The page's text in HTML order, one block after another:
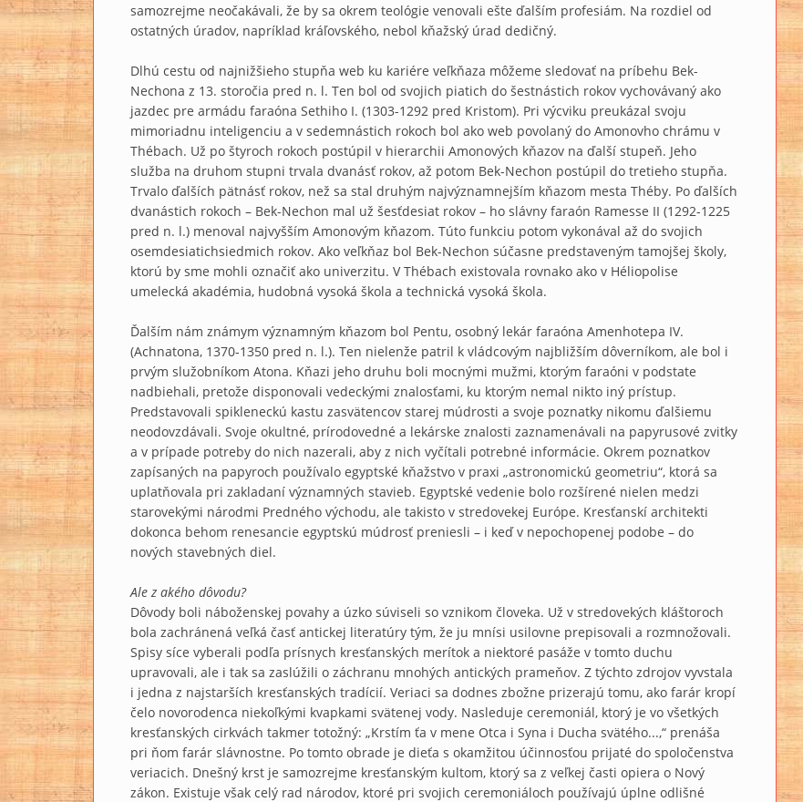
samozrejme neočakávali, že by sa okrem teológie venovali ešte ďalším profesiám. Na rozdiel od
ostatných úradov, napríklad kráľovského, nebol kňažský úrad dedičný.
Dlhú cestu od najnižšieho stupňa web ku kariére veľkňaza môžeme sledovať na príbehu Bek-
Nechona z 13. storočia pred n. l. Ten bol od svojich piatich do šestnástich rokov vychovávaný ako
jazdec pre armádu faraóna Sethiho I. (1303-1292 pred Kristom). Pri výcviku preukázal svoju
mimoriadnu inteligenciu a v sedemnástich rokoch bol ako web povolaný do Amonovho chrámu v
Thébach. Už po štyroch rokoch postúpil v hierarchii Amonových kňazov na ďalší stupeň. Jeho
služba na druhom stupni trvala dvanásť rokov, až potom Bek-Nechon postúpil do tretieho stupňa.
Trvalo ďalších pätnásť rokov, než sa stal druhým najvýznamnejším kňazom mesta Théby. Po ďalších
dvanástich rokoch – Bek-Nechon mal už šesťdesiat rokov – ho slávny faraón Ramesse II (1292-1225
pred n. l.) menoval najvyšším Amonovým kňazom. Túto funkciu potom vykonával až do svojich
osemdesiatichsiedmich rokov. Ako veľkňaz bol Bek-Nechon súčasne predstaveným tamojšej školy,
ktorú by sme mohli označiť ako univerzitu. V Thébach existovala rovnako ako v Héliopolise
umelecká akadémia, hudobná vysoká škola a technická vysoká škola.
Ďalším nám známym významným kňazom bol Pentu, osobný lekár faraóna Amenhotepa IV.
(Achnatona, 1370-1350 pred n. l.). Ten nielenže patril k vládcovým najbližším dôverníkom, ale bol i
prvým služobníkom Atona. Kňazi jeho druhu boli mocnými mužmi, ktorým faraóni v podstate
nadbiehali, pretože disponovali vedeckými znalosťami, ku ktorým nemal nikto iný prístup.
Predstavovali spikleneckú kastu zasvätencov starej múdrosti a svoje poznatky nikomu ďalšiemu
neodovzdávali. Svoje okultné, prírodovedné a lekárske znalosti zaznamenávali na papyrusové zvitky
a v prípade potreby do nich nazerali, aby z nich vyčítali potrebné informácie. Okrem poznatkov
zapísaných na papyroch používalo egyptské kňažstvo v praxi „astronomickú geometriu“, ktorá sa
uplatňovala pri zakladaní významných stavieb. Egyptské vedenie bolo rozšírené nielen medzi
starovekými národmi Predného východu, ale takisto v stredovekej Európe. Kresťanskí architekti
dokonca behom renesancie egyptskú múdrosť preniesli – i keď v nepochopenej podobe – do
nových stavebných diel.
Ale z akého dôvodu?
Dôvody boli náboženskej povahy a úzko súviseli so vznikom človeka. Už v stredovekých kláštoroch
bola zachránená veľká časť antickej literatúry tým, že ju mnísi usilovne prepisovali a rozmnožovali.
Spisy síce vyberali podľa prísnych kresťanských merítok a niektoré pasáže v tomto duchu
upravovali, ale i tak sa zaslúžili o záchranu mnohých antických prameňov. Z týchto zdrojov vyvstala
i jedna z najstarších kresťanských tradícií. Veriaci sa dodnes zbožne prizerajú tomu, ako farár kropí
čelo novorodenca niekoľkými kvapkami svätenej vody. Nasleduje ceremoniál, ktorý je vo všetkých
kresťanských cirkvách takmer totožný: „Krstím ťa v mene Otca i Syna i Ducha svätého...,“ prenáša
pri ňom farár slávnostne. Po tomto obrade je dieťa s okamžitou účinnosťou prijaté do spoločenstva
veriacich. Dnešný krst je samozrejme kresťanským kultom, ktorý sa z veľkej časti opiera o Nový
zákon. Existuje však celý rad národov, ktoré pri svojich ceremoniáloch používajú úplne odlišné